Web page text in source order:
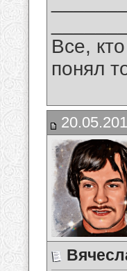
Все,
понял